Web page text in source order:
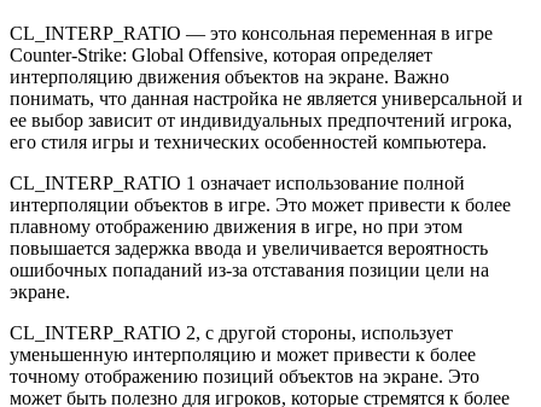
CL_INTERP_RATIO — это консольная переменная в игре
Counter-Strike: Global Offensive, которая определяет
интерполяцию движения объектов на экране. Важно
понимать, что данная настройка не является универсальной и
ее выбор зависит от индивидуальных предпочтений игрока,
его стиля игры и технических особенностей компьютера.
CL_INTERP_RATIO 1 означает использование полной
интерполяции объектов в игре. Это может привести к более
плавному отображению движения в игре, но при этом
повышается задержка ввода и увеличивается вероятность
ошибочных попаданий из-за отставания позиции цели на
экране.
CL_INTERP_RATIO 2, с другой стороны, использует
уменьшенную интерполяцию и может привести к более
точному отображению позиций объектов на экране. Это
может быть полезно для игроков, которые стремятся к более